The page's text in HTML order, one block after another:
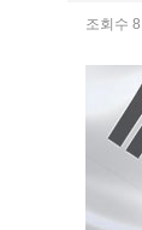
조회수